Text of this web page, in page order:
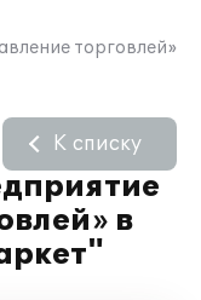
торговлей»
в
К списку